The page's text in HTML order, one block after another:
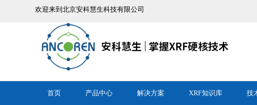
欢迎来到北京安科慧生科技有限公司
首页 产品中心 解决方案 XRF知识库 技